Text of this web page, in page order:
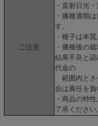
ご注意
・直射日光
・播種適期
す。
・種子は本
・播種後の
結果不良と
代金の
範囲内とさ
合は責任を負
・商品の特
了承ください